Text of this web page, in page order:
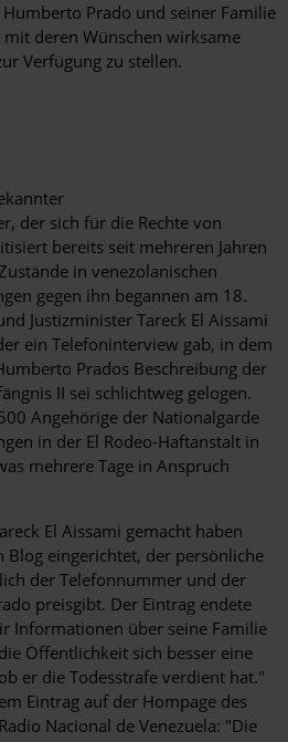
Humberto Prado und seiner Familie
deren Wünschen wirksame
Verfügung zu stellen.
der sich für die Rechte von
bereits seit mehreren Jahren
in venezolanischen
gegen ihn begannen am 18.
Justizminister Tareck El Aissami
ein Telefoninterview gab, in dem
Prados Beschreibung der
II sei schlichtweg gelogen.
Angehörige der Nationalgarde
in der El Rodeo-Haftanstalt in
mehrere Tage in Anspruch
El Aissami gemacht haben
eingerichtet, der persönliche
der Telefonnummer und der
preisgibt. Der Eintrag endete
Informationen über seine Familie
Öffentlichkeit sich besser eine
er die Todesstrafe verdient hat."
Eintrag auf der Hompage des
Nacional de Venezuela: "Die